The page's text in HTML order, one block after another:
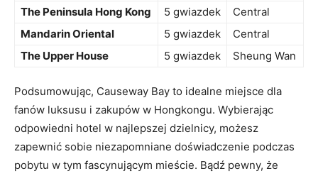
The⁣ Peninsula‍ Hong Kong
5 gwiazdek
Central
Mandarin Oriental
5 gwiazdek
Central
The Upper House
5 gwiazdek Sheung Wan
Podsumowując, Causeway ​Bay to idealne miejsce dla
fanów luksusu i zakupów w ‌Hongkongu. Wybierając
odpowiedni hotel w ‌najlepszej dzielnicy, możesz
zapewnić sobie niezapomniane doświadczenie podczas
pobytu w​ tym fascynującym mieście. Bądź pewny, że